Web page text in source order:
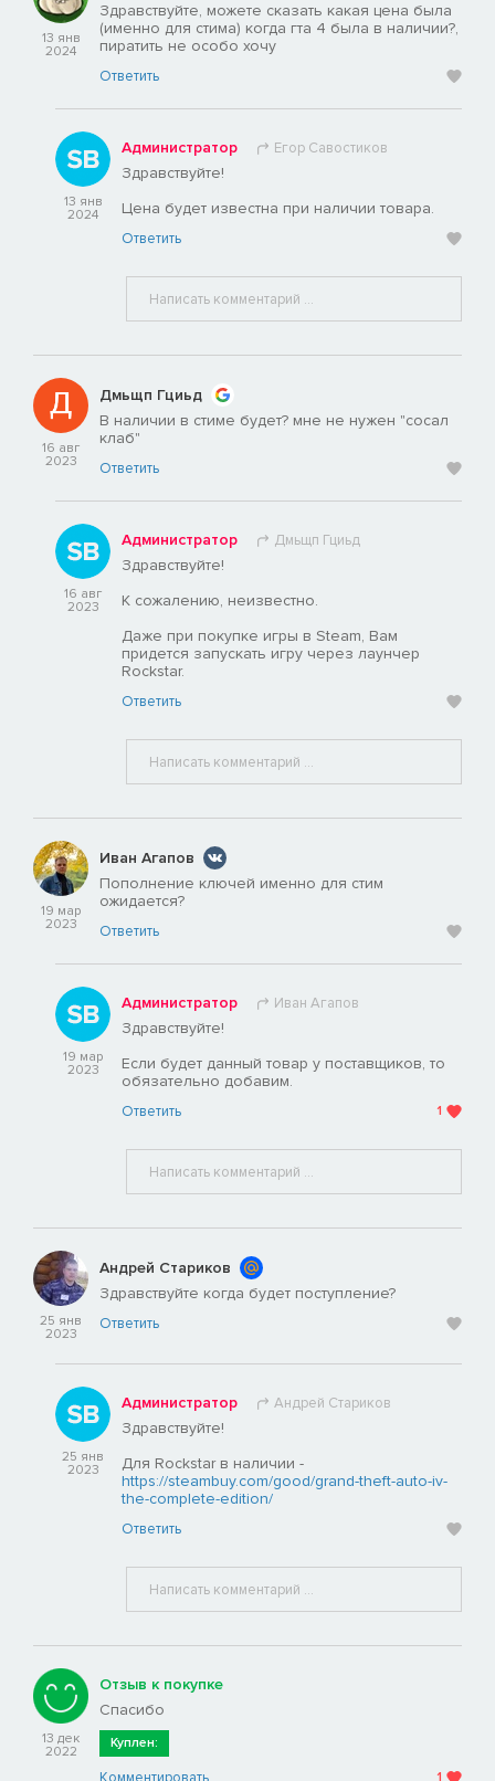
13 янв
2024
Здравствуйте, можете сказать какая цена была
(именно для стима) когда гта 4 была в наличии?,
пиратить не особо хочу
Ответить
13 янв
2024
Администратор Егор Савостиков
Здравствуйте!
Цена будет известна при наличии товара.
Ответить
16 авг
2023
Дмьщп Гциьд
В наличии в стиме будет? мне не нужен "сосал
клаб"
Ответить
16 авг
2023
Администратор Дмьщп Гциьд
Здравствуйте!
К сожалению, неизвестно.
Даже при покупке игры в Steam, Вам
придется запускать игру через лаунчер
Rockstar.
Ответить
19 мар
2023
Иван Агапов
Пополнение ключей именно для стим
ожидается?
Ответить
19 мар
2023
Администратор Иван Агапов
Здравствуйте!
Если будет данный товар у поставщиков, то
обязательно добавим.
Ответить 1
25 янв
2023
Андрей Стариков
Здравствуйте когда будет поступление?
Ответить
25 янв
2023
Администратор Андрей Стариков
Здравствуйте!
Для Rockstar в наличии -
https://steambuy.com/good/grand-theft-auto-iv-
the-complete-edition/
Ответить
13 дек
2022
Отзыв к покупке
Спасибо
Куплен:
1